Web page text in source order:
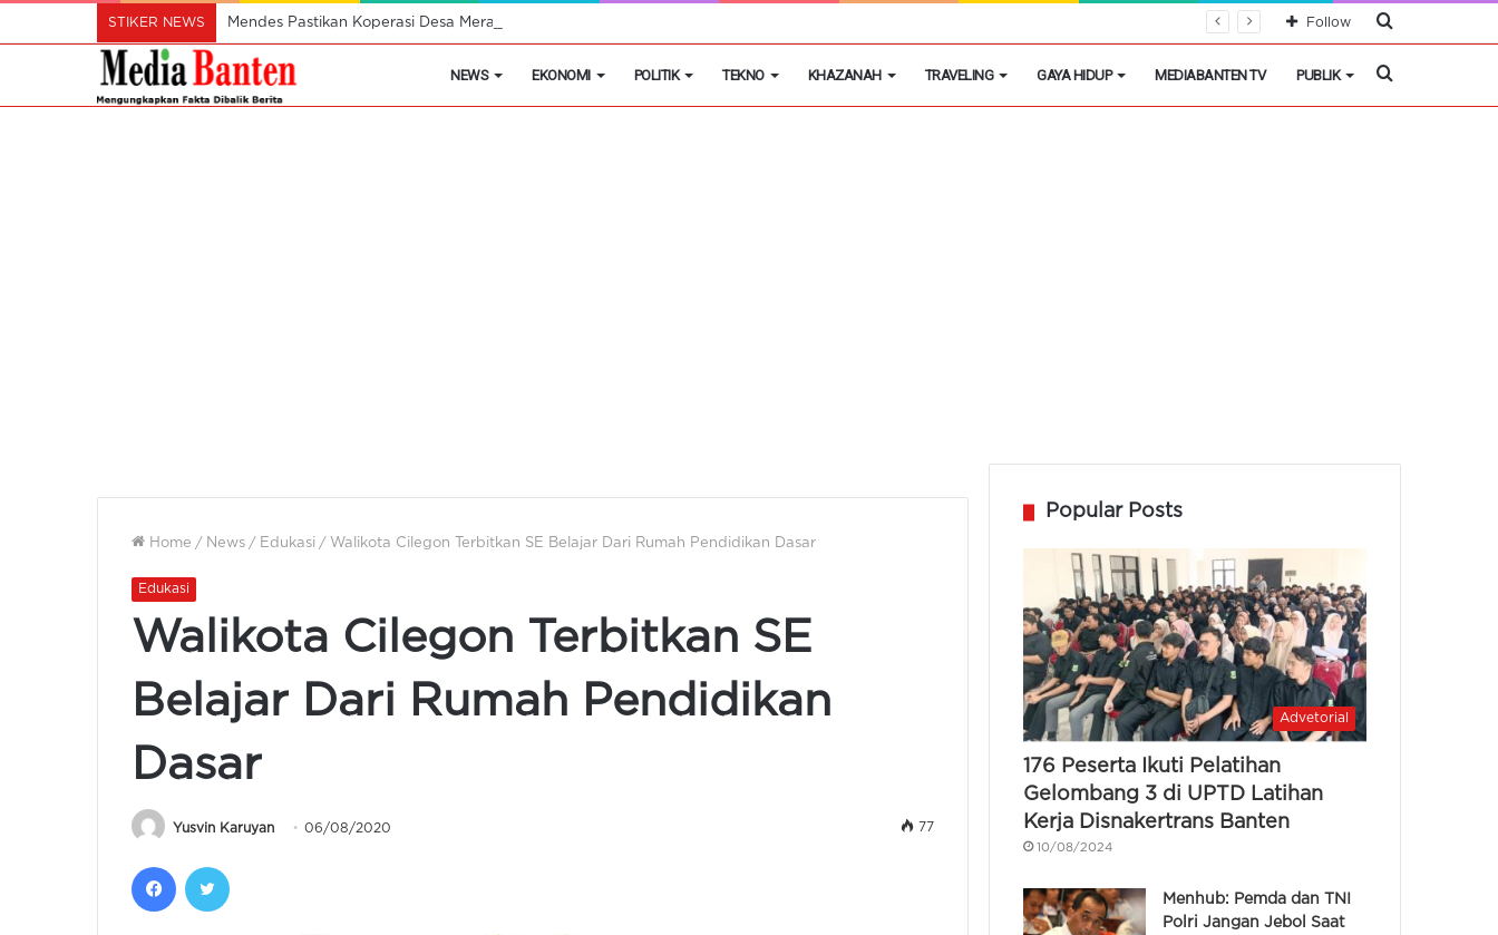
STIKER NEWS Mendes Pastikan Koperasi Desa Merah Putih Tidak Akan Menutup Warung Kelontongan di Desa Cari
Follow
NEWS EKONOMI POLITIK TEKNO KHAZANAH TRAVELING GAYA HIDUP MEDIABANTEN TV PUBLIK Cari
Home / News / Edukasi / Walikota Cilegon Terbitkan SE Belajar Dari Rumah Pendidikan Dasar
Edukasi
Walikota Cilegon Terbitkan SE
Belajar Dari Rumah Pendidikan
Dasar
Yusvin Karuyan 06/08/2020 77
Facebook
Popular Posts
Advetorial
176 Peserta Ikuti Pelatihan
Gelombang 3 di UPTD Latihan
Kerja Disnakertrans Banten
10/08/2024
Menhub: Pemda dan TNI
Polri Jangan Jebol Saat